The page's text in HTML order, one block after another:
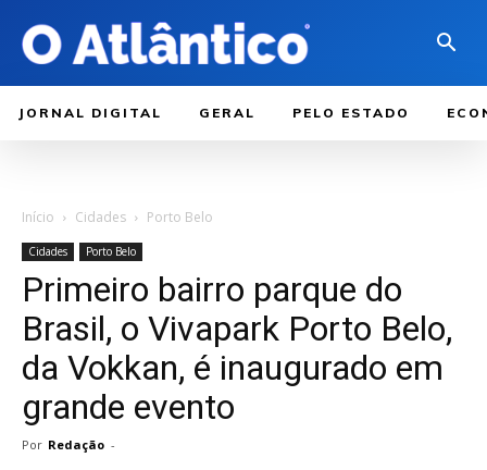
JORNAL DIGITAL GERAL PELO ESTADO
Início Cidades Porto Belo
Cidades Porto Belo
Primeiro bairro parque do
Brasil, o Vivapark Porto Belo,
da Vokkan, é inaugurado em
grande evento
Por Redação -